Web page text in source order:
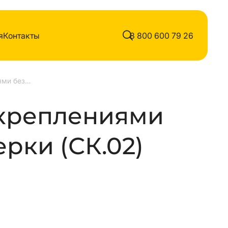
Контакты 8 800 600 79 26
Столбик с креплениями без полимерки
(СК.02)